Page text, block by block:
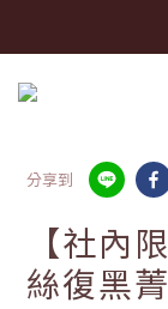
首購免
首購免
分享到
【社內
絲復黑